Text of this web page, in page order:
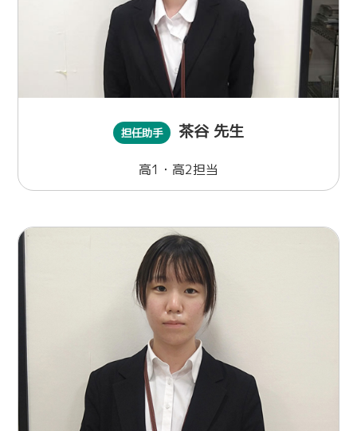
担任助手 茶谷 先生
高1・高2担当